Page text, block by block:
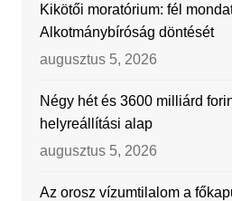
Kikötői moratórium: fél
Alkotmánybíróság döntését
augusztus 5, 2026
Négy hét és 3600 milliárd
helyreállítási alap
augusztus 5, 2026
Az orosz vízumtilalom a